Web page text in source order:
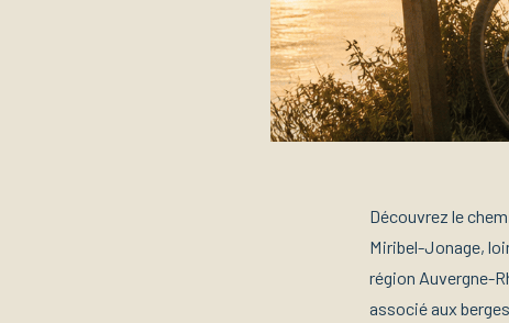
Découvrez le
Miribel-Jonage,
région Auvergne-
associé aux